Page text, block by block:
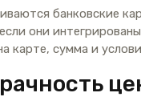
банковские
они
карте, сумма и